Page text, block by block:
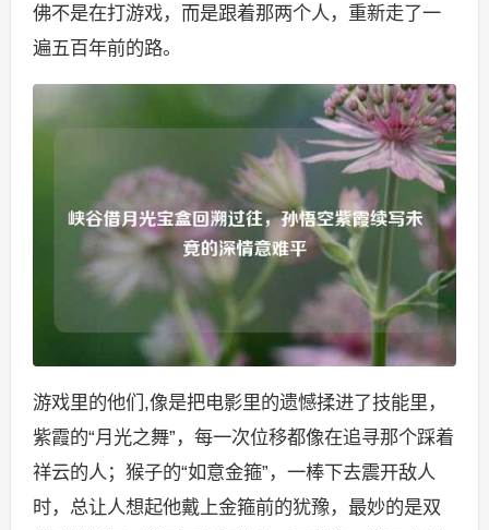
佛不是在打游戏，而是跟着那两个人，重新走了一
遍五百年前的路。
游戏里的他们,像是把电影里的遗憾揉进了技能里，
紫霞的“月光之舞”，每一次位移都像在追寻那个踩着
祥云的人；猴子的“如意金箍”，一棒下去震开敌人
时，总让人想起他戴上金箍前的犹豫，最妙的是双